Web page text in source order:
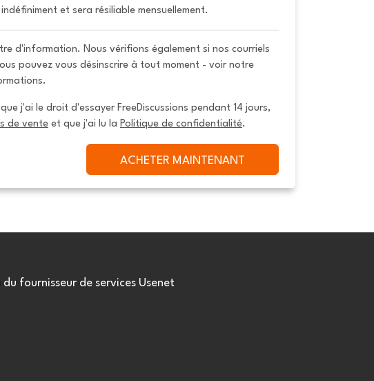
et sera résiliable mensuellement.
d'information. Nous vérifions également si nos courriels
pouvez vous désinscrire à tout moment - voir notre
j'ai le droit d'essayer FreeDiscussions pendant 14 jours,
de vente et que j'ai lu la Politique de confidentialité.
ACHETER MAINTENANT
fournisseur de services Usenet